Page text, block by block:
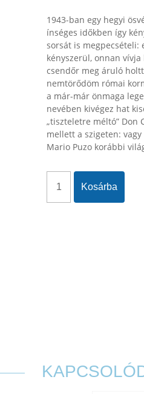
1943-ban egy hegyi
ínséges időkben így
sorsát is megpecsételi:
kényszerül, onnan
csendőr meg áruló
nemtörődöm római
a már-már önmaga
nevében kivégez hat
„tiszteletre méltó” Don
mellett a szigeten:
Mario Puzo korábbi
Kosárba